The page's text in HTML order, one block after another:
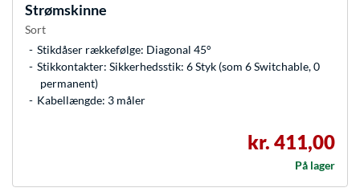
Strømskinne
Sort
Stikdåser rækkefølge: Diagonal 45°
Stikkontakter: Sikkerhedsstik: 6 Styk (som 6 Switchable, 0
permanent)
Kabellængde: 3 måler
kr. 411,00
På lager